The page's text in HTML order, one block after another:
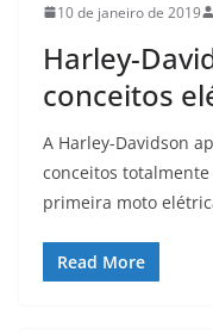
10 de janeiro de 2019
Harley-
conceitos
A Harley-Davidson
conceitos
primeira moto
Read More